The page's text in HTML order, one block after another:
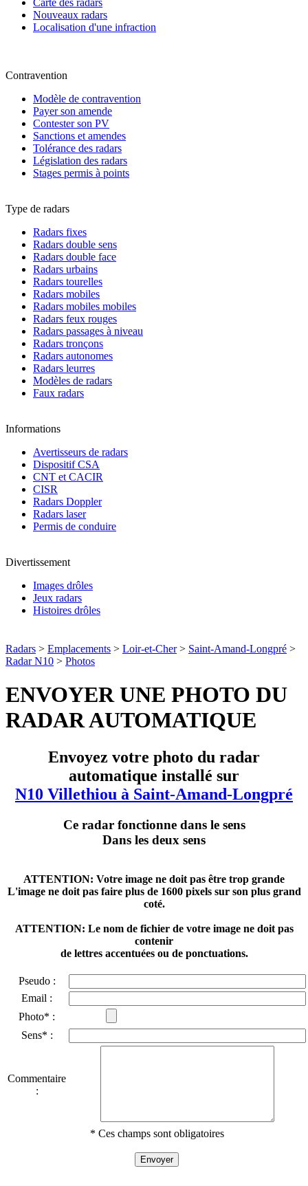
Carte des radars
Nouveaux radars
Localisation d'une infraction
Contravention
Modèle de contravention
Payer son amende
Contester son PV
Sanctions et amendes
Tolérance des radars
Législation des radars
Stages permis à points
Type de radars
Radars fixes
Radars double sens
Radars double face
Radars urbains
Radars tourelles
Radars mobiles
Radars mobiles mobiles
Radars feux rouges
Radars passages à niveau
Radars tronçons
Radars autonomes
Radars leurres
Modèles de radars
Faux radars
Informations
Avertisseurs de radars
Dispositif CSA
CNT et CACIR
CISR
Radars Doppler
Radars laser
Permis de conduire
Divertissement
Images drôles
Jeux radars
Histoires drôles
Radars > Emplacements > Loir-et-Cher> Saint-Amand-Longpré >
Radar N10 > Photos
ENVOYER UNE PHOTO DU
RADAR AUTOMATIQUE
Envoyez votre photo du radar
automatique installé sur
N10 Villethiou à Saint-Amand-Longpré
Ce radar fonctionne dans le sens
Dans les deux sens
ATTENTION: Votre image ne doit pas être trop grande
L'image ne doit pas faire plus de 1600 pixels sur son plus grand
coté.
ATTENTION: Le nom de fichier de votre image ne doit pas
contenir
de lettres accentuées ou de ponctuations.
Pseudo :
Email :
Photo* :
Sens* :
Commentaire
:
* Ces champs sont obligatoires